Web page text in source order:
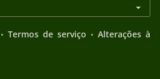
. Termos de serviço . Alterações à